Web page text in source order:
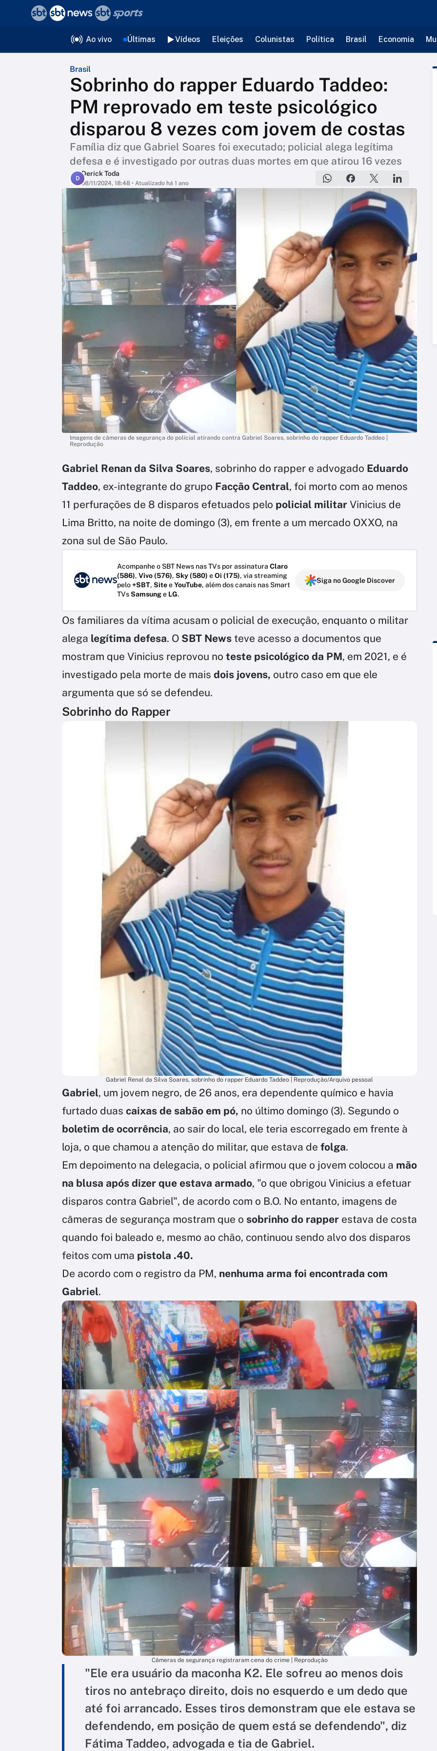
Ao vivo Últimas Vídeos Eleições Colunistas Política Brasil Economia
Brasil
Sobrinho do rapper Eduardo Taddeo:
PM reprovado em teste psicológico
disparou 8 vezes com jovem de costas
Família diz que Gabriel Soares foi executado; policial alega legítima
defesa e é investigado por outras duas mortes em que atirou 16 vezes
D
Derick Toda
08/11/2024, 18:48 • Atualizado há 1 ano
Imagens de câmeras de segurança do policial atirando contra Gabriel Soares, sobrinho do rapper Eduardo Taddeo |
Reprodução
Gabriel Renan da Silva Soares, sobrinho do rapper e advogado Eduardo
Taddeo, ex-integrante do grupo Facção Central, foi morto com ao menos
11 perfurações de 8 disparos efetuados pelo policial militar Vinicius de
Lima Britto, na noite de domingo (3), em frente a um mercado OXXO, na
zona sul de São Paulo.
Acompanhe o SBT News nas TVs por assinatura Claro
(586), Vivo (576), Sky (580) eOi (175), via streaming
pelo+SBT, SiteeYouTube, além dos canais nas Smart
TVsSamsunge LG.
Siga no Google Discover
Os familiares da vítima acusam o policial de execução, enquanto o militar
alega legítima defesa. O SBT News teve acesso a documentos que
mostram que Vinicius reprovou no teste psicológico da PM, em 2021, e é
investigado pela morte de mais dois jovens, outro caso em que ele
argumenta que só se defendeu.
Sobrinho do Rapper
Gabriel Renal da Silva Soares, sobrinho do rapper Eduardo Taddeo | Reprodução/Arquivo pessoal
Gabriel, um jovem negro, de 26 anos, era dependente químico e havia
furtado duas caixas de sabão em pó, no último domingo (3). Segundo o
boletim de ocorrência, ao sair do local, ele teria escorregado em frente à
loja, o que chamou a atenção do militar, que estava de folga.
Em depoimento na delegacia, o policial afirmou que o jovem colocou a mão
na blusa após dizer que estava armado, "o que obrigou Vinicius a efetuar
disparos contra Gabriel", de acordo com o B.O. No entanto, imagens de
câmeras de segurança mostram que o sobrinho do rapper estava de costa
quando foi baleado e, mesmo ao chão, continuou sendo alvo dos disparos
feitos com uma pistola .40.
De acordo com o registro da PM, nenhuma arma foi encontrada com
Gabriel.
Câmeras de segurança registraram cena do crime | Reprodução
"Ele era usuário da maconha K2. Ele sofreu ao menos dois
tiros no antebraço direito, dois no esquerdo e um dedo que
até foi arrancado. Esses tiros demonstram que ele estava se
defendendo, em posição de quem está se defendendo", diz
Fátima Taddeo, advogada e tia de Gabriel.
voltar
Editorias